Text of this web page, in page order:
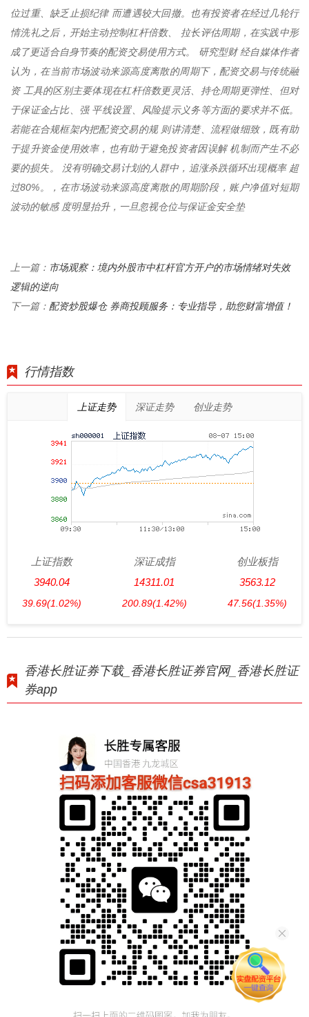
位过重、缺乏止损纪律 而遭遇较大回撤。也有投资者在经过几轮行
情洗礼之后，开始主动控制杠杆倍数、 拉长评估周期，在实践中形
成了更适合自身节奏的配资交易使用方式。 研究型财 经自媒体作者
认为，在当前市场波动来源高度离散的周期下，配资交易与传统融
资 工具的区别主要体现在杠杆倍数更灵活、持仓周期更弹性、但对
于保证金占比、强 平线设置、风险提示义务等方面的要求并不低。
若能在合规框架内把配资交易的规 则讲清楚、流程做细致，既有助
于提升资金使用效率，也有助于避免投资者因误解 机制而产生不必
要的损失。 没有明确交易计划的人群中，追涨杀跌循环出现概率 超
过80%。，在市场波动来源高度离散的周期阶段，账户净值对短期
波动的敏感 度明显抬升，一旦忽视仓位与保证金安全垫
上一篇： 市场观察：境内外股市中杠杆官方开户的市场情绪对失效
逻辑的逆向
下一篇： 配资炒股爆仓 券商投顾服务：专业指导，助您财富增值！
行情指数
上证走势 深证走势 创业走势
上证指数
3940.04
39.69(1.02%)
深证成指
14311.01
200.89(1.42%)
创业板指
3563.12
47.56(1.35%)
香港长胜证券下载_香港长胜证券官网_香港长胜证
券app